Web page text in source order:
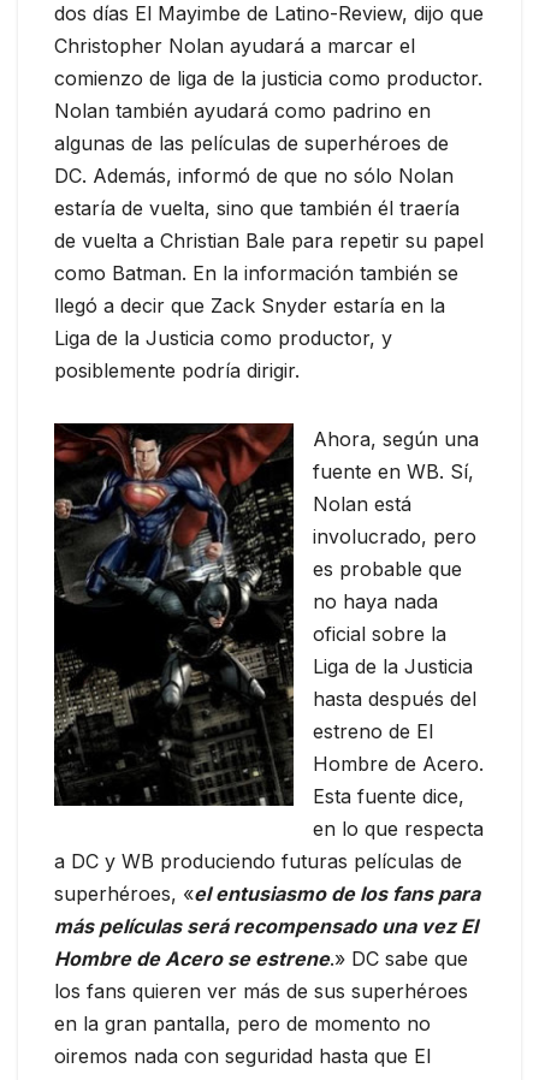
dos días El Mayimbe de Latino-Review, dijo que
Christopher Nolan ayudará a marcar el
comienzo de liga de la justicia como productor.
Nolan también ayudará como padrino en
algunas de las películas de superhéroes de
DC. Además, informó de que no sólo Nolan
estaría de vuelta, sino que también él traería
de vuelta a Christian Bale para repetir su papel
como Batman. En la información también se
llegó a decir que Zack Snyder estaría en la
Liga de la Justicia como productor, y
posiblemente podría dirigir.
Ahora, según una
fuente en WB. Sí,
Nolan está
involucrado, pero
es probable que
no haya nada
oficial sobre la
Liga de la Justicia
hasta después del
estreno de El
Hombre de Acero.
Esta fuente dice,
en lo que respecta
a DC y WB produciendo futuras películas de
superhéroes, «el entusiasmo de los fans para
más películas será recompensado una vez El
Hombre de Acero se estrene.» DC sabe que
los fans quieren ver más de sus superhéroes
en la gran pantalla, pero de momento no
oiremos nada con seguridad hasta que El